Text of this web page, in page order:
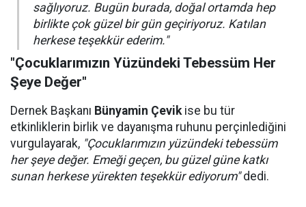
sağlıyoruz. Bugün burada, doğal ortamda hep
birlikte çok güzel bir gün geçiriyoruz. Katılan
herkese teşekkür ederim."
"Çocuklarımızın Yüzündeki Tebessüm Her
Şeye Değer"
Dernek Başkanı Bünyamin Çevikise bu tür
etkinliklerin birlik ve dayanışma ruhunu perçinlediğini
vurgulayarak, "Çocuklarımızın yüzündeki tebessüm
her şeye değer. Emeği geçen, bu güzel güne katkı
sunan herkese yürekten teşekkür ediyorum"dedi.